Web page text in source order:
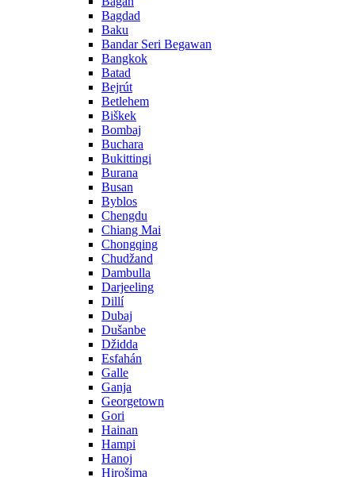
Bagdad
Baku
Bandar Seri Begawan
Bangkok
Batad
Bejrút
Betlehem
Biškek
Bombaj
Buchara
Bukittingi
Burana
Busan
Byblos
Chengdu
Chiang Mai
Chongqing
Chudžand
Dambulla
Darjeeling
Dillí
Dubaj
Dušanbe
Džidda
Esfahán
Galle
Ganja
Georgetown
Gori
Hainan
Hampi
Hanoj
Hirošima